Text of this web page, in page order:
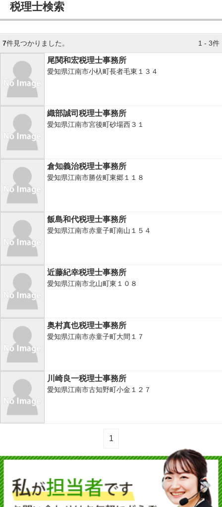
税理士検索
7件見つかりました。 1 - 3件
尾関和宏税理士事務所
愛知県江南市小杁町長者毛東１３４
織部誠司税理士事務所
愛知県江南市宮後町砂場西３１
倉知義治税理士事務所
愛知県江南市勝佐町東郷１１８
飯島和代税理士事務所
愛知県江南市赤童子町南山１５４
近藤紀幸税理士事務所
愛知県江南市北山町東１０８
奥村真也税理士事務所
愛知県江南市赤童子町大間１７
川崎良一税理士事務所
愛知県江南市古知野町小金１２７
1